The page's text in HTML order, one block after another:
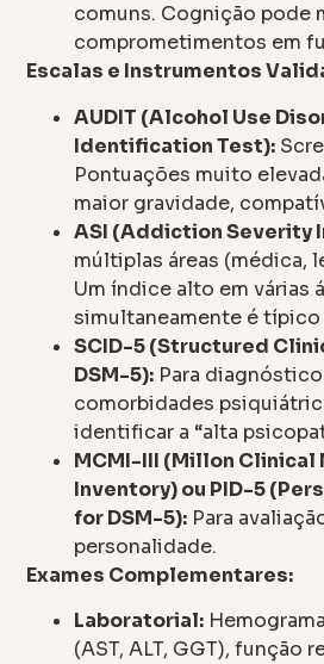
comuns. Cognição pode
comprometimentos em
Escalas e Instrumentos
AUDIT (Alcohol Use
Identification Test):
Pontuações muito
maior gravidade,
ASI (Addiction Severity
múltiplas áreas (médica,
Um índice alto em várias
simultaneamente é típico
SCID-5 (Structured
DSM-5): Para
comorbidades
identificar a “alta
MCMI-III (Millon Clinical
Inventory) ou PID-5
for DSM-5): Para
personalidade.
Exames Complementares:
Laboratorial:
(AST, ALT, GGT), função